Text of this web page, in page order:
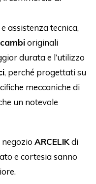
e assistenza tecnica,
originali
durata e l’utilizzo
, perché progettati su
meccaniche di
un notevole
negozio ARCELIKdi
e cortesia sanno